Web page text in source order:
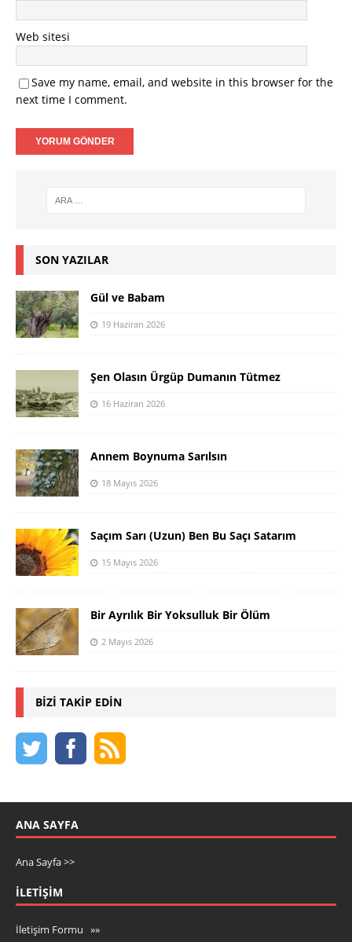
Web sitesi
Save my name, email, and website in this browser for the
next time I comment.
SON YAZILAR
Gül ve Babam
19 Haziran 2026
Şen Olasın Ürgüp Dumanın Tütmez
16 Haziran 2026
Annem Boynuma Sarılsın
18 Mayıs 2026
Saçım Sarı (Uzun) Ben Bu Saçı Satarım
15 Mayıs 2026
Bir Ayrılık Bir Yoksulluk Bir Ölüm
2 Mayıs 2026
BIZI TAKIP EDIN
ANA SAYFA
Ana Sayfa >>
İLETIŞIM
İletişim Formu »»